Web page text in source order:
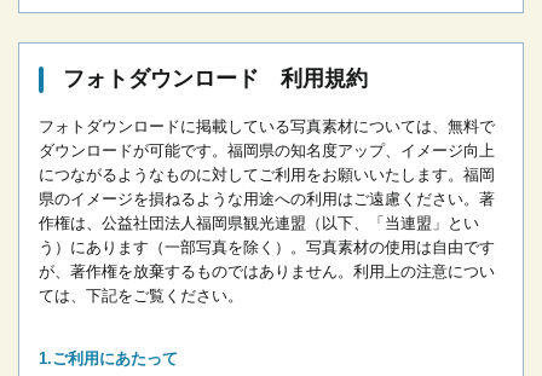
フォトダウンロード 利用規約
フォトダウンロードに掲載している写真素材については、無料で
ダウンロードが可能です。 福岡県の知名度アップ、イメージ向上
につながるようなものに対してご利用をお願いいたします。 福岡
県のイメージを損ねるような用途への利用はご遠慮ください。 著
作権は、公益社団法人福岡県観光連盟（以下、「当連盟」とい
う）にあります（一部写真を除く）。写真素材の使用は自由です
が、著作権を放棄するものではありません。 利用上の注意につい
ては、下記をご覧ください。
ご利用にあたって